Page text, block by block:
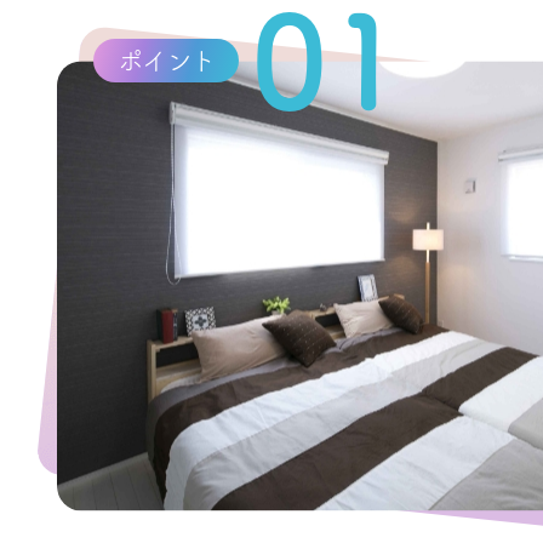
ポイント 01